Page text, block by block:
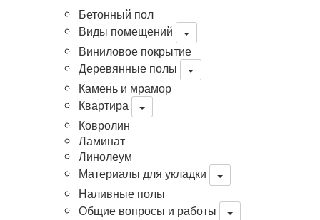
Бетонный пол
Виды помещений
Виниловое покрытие
Деревянные полы
Камень и мрамор
Квартира
Ковролин
Ламинат
Линолеум
Материалы для укладки
Наливные полы
Общие вопросы и работы